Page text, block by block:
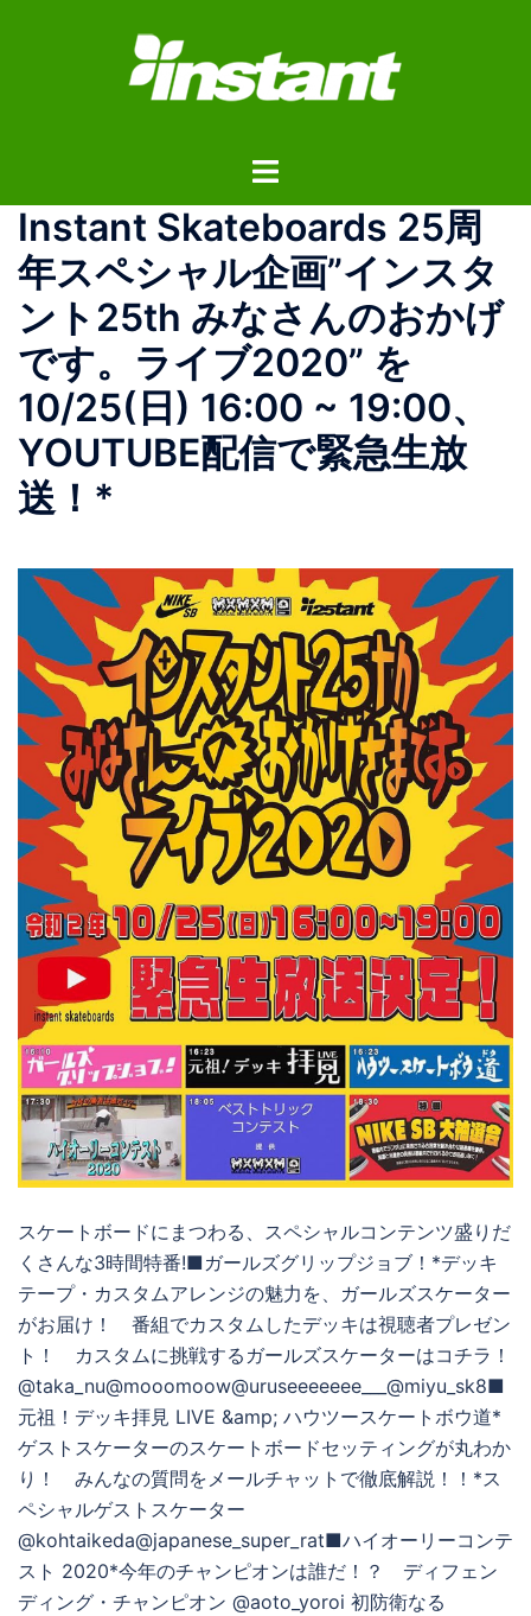
ス
ト
ル
メ
ニ
ュ
ー
Instant Skateboards 25周
年スペシャル企画”インスタ
ント25th みなさんのおかげ
です。ライブ2020” を
10/25(日) 16:00 ~ 19:00、
YOUTUBE配信で緊急生放
送！*
スケートボードにまつわる、スペシャルコンテンツ盛りだ
くさんな3時間特番!■ガールズグリップジョブ！*デッキ
テープ・カスタムアレンジの魅力を、ガールズスケーター
がお届け！ 番組でカスタムしたデッキは視聴者プレゼン
ト！ カスタムに挑戦するガールズスケーターはコチラ！
@taka_nu@mooomoow@uruseeeeeee___@miyu_sk8■
元祖！デッキ拝見 LIVE &amp; ハウツースケートボウ道*
ゲストスケーターのスケートボードセッティングが丸わか
り！ みんなの質問をメールチャットで徹底解説！！*ス
ペシャルゲストスケーター
@kohtaikeda@japanese_super_rat■ハイオーリーコンテ
スト 2020*今年のチャンピオンは誰だ！？ ディフェン
ディング・チャンピオン @aoto_yoroi 初防衛なる